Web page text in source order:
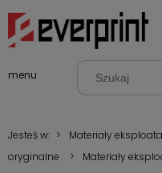
menu
Jesteś w: > Materiały
oryginalne
> Materiały